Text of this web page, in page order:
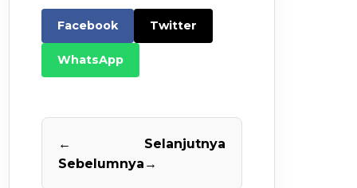
Facebook Twitter
WhatsApp
←
Sebelumnya
Selanjutnya
→